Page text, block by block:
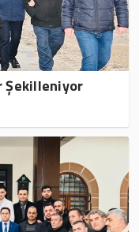
Şekilleniyor